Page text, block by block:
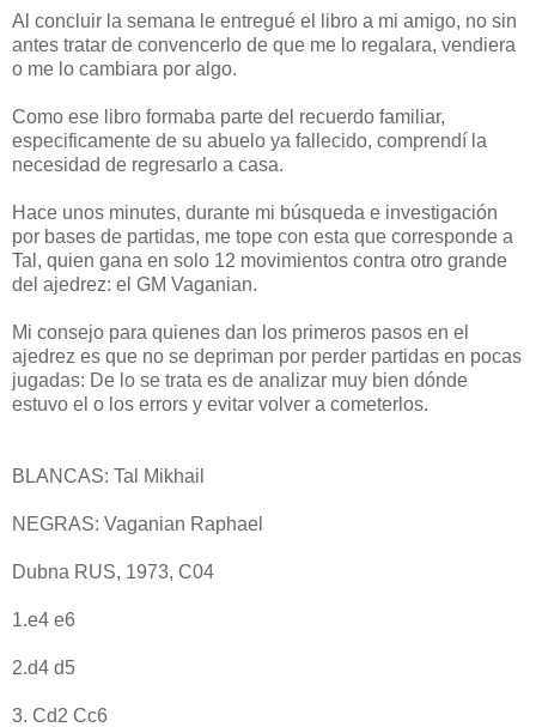
Al concluir la semana le entregué el libro a mi amigo, no sin
antes tratar de convencerlo de que me lo regalara, vendiera
o me lo cambiara por algo.
Como ese libro formaba parte del recuerdo familiar,
especificamente de su abuelo ya fallecido, comprendí la
necesidad de regresarlo a casa.
Hace unos minutes, durante mi búsqueda e investigación
por bases de partidas, me tope con esta que corresponde a
Tal, quien gana en solo 12 movimientos contra otro grande
del ajedrez: el GM Vaganian.
Mi consejo para quienes dan los primeros pasos en el
ajedrez es que no se depriman por perder partidas en pocas
jugadas: De lo se trata es de analizar muy bien dónde
estuvo el o los errors y evitar volver a cometerlos.
BLANCAS: Tal Mikhail
NEGRAS: Vaganian Raphael
Dubna RUS, 1973, C04
1.e4 e6
2.d4 d5
3. Cd2 Cc6